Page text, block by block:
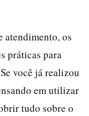
atendimento, os
práticas para
você já realizou
em utilizar
tudo sobre o